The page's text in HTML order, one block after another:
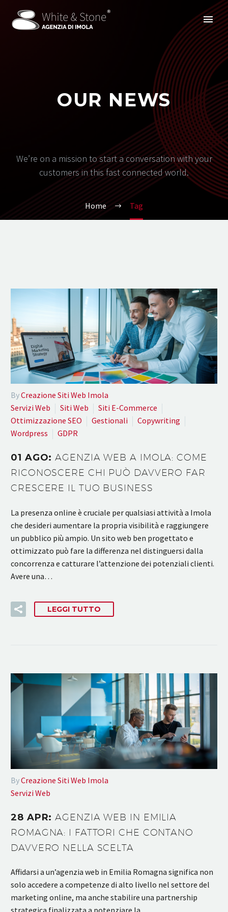
OUR NEWS
We’re on a mission to start a conversation with your
customers in this fast connected world.
Home Tag
ByCreazione Siti Web Imola
Servizi Web
Siti Web
Siti E-Commerce
Ottimizzazione SEO
Gestionali
Copywriting
Wordpress
GDPR
01 AGO:AGENZIA WEB A IMOLA: COME
RICONOSCERE CHI PUÒ DAVVERO FAR
CRESCERE IL TUO BUSINESS
La presenza online è cruciale per qualsiasi attività a Imola
che desideri aumentare la propria visibilità e raggiungere
un pubblico più ampio. Un sito web ben progettato e
ottimizzato può fare la differenza nel distinguersi dalla
concorrenza e catturare l’attenzione dei potenziali clienti.
Avere una…
LEGGI TUTTO
ByCreazione Siti Web Imola
Servizi Web
28 APR:AGENZIA WEB IN EMILIA
ROMAGNA: I FATTORI CHE CONTANO
DAVVERO NELLA SCELTA
Affidarsi a un’agenzia web in Emilia Romagna significa non
solo accedere a competenze di alto livello nel settore del
marketing online, ma anche stabilire una partnership